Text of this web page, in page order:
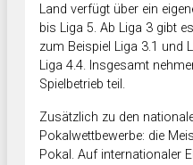
Land verfügt über ein
bis Liga 5. Ab Liga 3 gibt
zum Beispiel Liga 3.1 und
Liga 4.4. Insgesamt
Spielbetrieb teil.
Zusätzlich zu den
Pokalwettbewerbe: die
Pokal. Auf internationaler